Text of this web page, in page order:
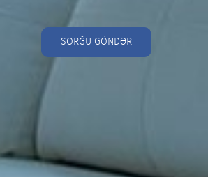
SORĞU GÖNDƏR